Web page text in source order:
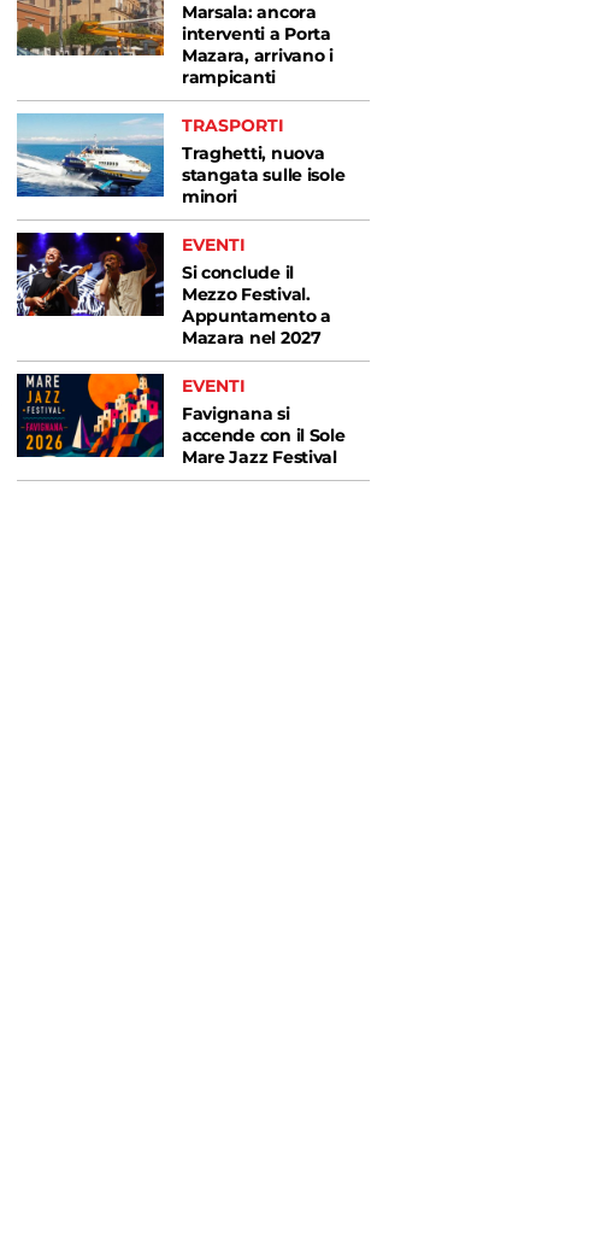
Marsala: ancora
interventi a Porta
Mazara, arrivano i
rampicanti
TRASPORTI
Traghetti, nuova
stangata sulle isole
minori
EVENTI
Si conclude il
Mezzo Festival.
Appuntamento a
Mazara nel 2027
EVENTI
Favignana si
accende con il Sole
Mare Jazz Festival